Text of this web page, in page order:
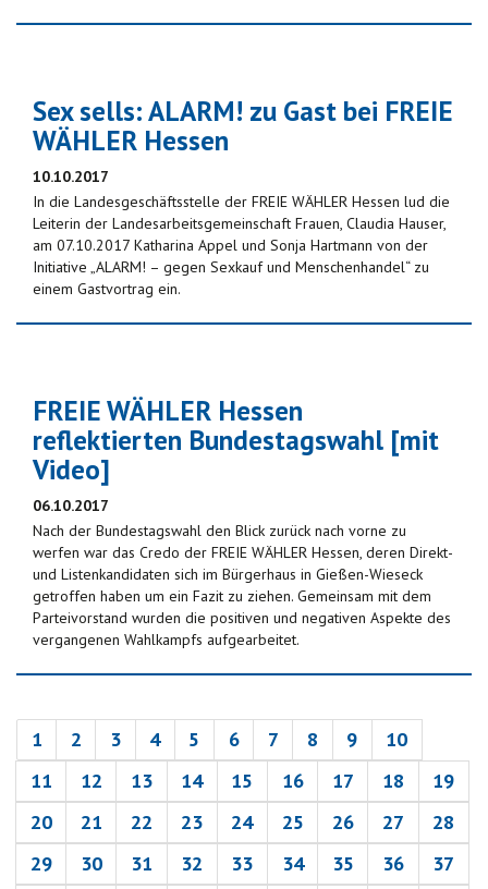
Sex sells: ALARM! zu Gast bei FREIE
WÄHLER Hessen
10.10.2017
In die Landesgeschäftsstelle der FREIE WÄHLER Hessen lud die
Leiterin der Landesarbeitsgemeinschaft Frauen, Claudia Hauser,
am 07.10.2017 Katharina Appel und Sonja Hartmann von der
Initiative „ALARM! – gegen Sexkauf und Menschenhandel“ zu
einem Gastvortrag ein.
FREIE WÄHLER Hessen
reflektierten Bundestagswahl [mit
Video]
06.10.2017
Nach der Bundestagswahl den Blick zurück nach vorne zu
werfen war das Credo der FREIE WÄHLER Hessen, deren Direkt-
und Listenkandidaten sich im Bürgerhaus in Gießen-Wieseck
getroffen haben um ein Fazit zu ziehen. Gemeinsam mit dem
Parteivorstand wurden die positiven und negativen Aspekte des
vergangenen Wahlkampfs aufgearbeitet.
1 2 3 4 5 6 7 8 9
10
11
12 13 14 15 16 17 18
19
20
21 22 23 24 25 26 27
28
29
30 31 32 33 34 35 36 37